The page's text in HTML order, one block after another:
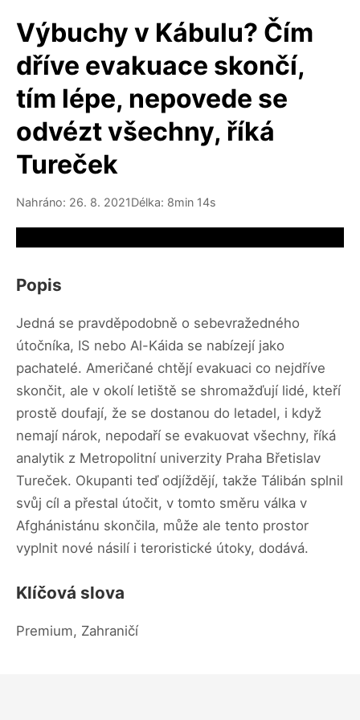
Výbuchy v Kábulu? Čím
dříve evakuace skončí,
tím lépe, nepovede se
odvézt všechny, říká
Tureček
Nahráno: 26. 8. 2021Délka: 8min 14s
Popis
Jedná se pravděpodobně o sebevražedného
útočníka, IS nebo Al-Káida se nabízejí jako
pachatelé. Američané chtějí evakuaci co nejdříve
skončit, ale v okolí letiště se shromažďují lidé, kteří
prostě doufají, že se dostanou do letadel, i když
nemají nárok, nepodaří se evakuovat všechny, říká
analytik z Metropolitní univerzity Praha Břetislav
Tureček. Okupanti teď odjíždějí, takže Tálibán splnil
svůj cíl a přestal útočit, v tomto směru válka v
Afghánistánu skončila, může ale tento prostor
vyplnit nové násilí i teroristické útoky, dodává.
Klíčová slova
Premium, Zahraničí